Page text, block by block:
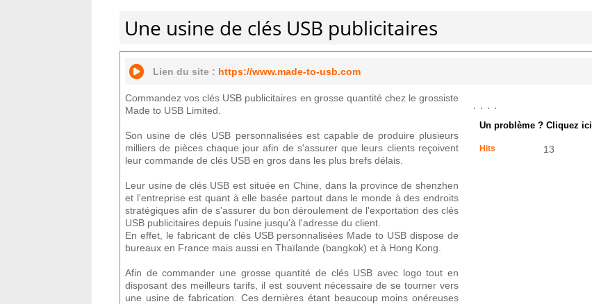
Une usine de clés USB publicitaires
Lien du site : https://www.made-to-usb.com
Commandez vos clés USB publicitaires en grosse quantité chez le grossiste
Made to USB Limited.
Son usine de clés USB personnalisées est capable de produire plusieurs
milliers de pièces chaque jour afin de s'assurer que leurs clients reçoivent
leur commande de clés USB en gros dans les plus brefs délais.
Leur usine de clés USB est située en Chine, dans la province de shenzhen
et l'entreprise est quant à elle basée partout dans le monde à des endroits
stratégiques afin de s'assurer du bon déroulement de l'exportation des clés
USB publicitaires depuis l'usine jusqu'à l'adresse du client.
En effet, le fabricant de clés USB personnalisées Made to USB dispose de
bureaux en France mais aussi en Thaïlande (bangkok) et à Hong Kong.
Afin de commander une grosse quantité de clés USB avec logo tout en
disposant des meilleurs tarifs, il est souvent nécessaire de se tourner vers
une usine de fabrication. Ces dernières étant beaucoup moins onéreuses
Un problème ? Cliquez ici
Hits 13